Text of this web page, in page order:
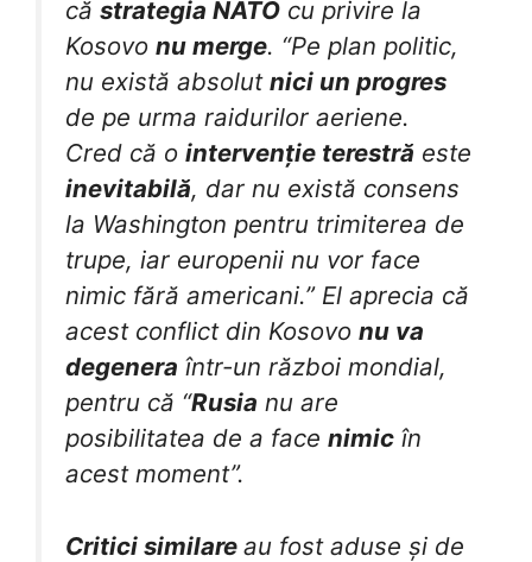
că strategia NATO cu privire la
Kosovo nu merge. “Pe plan politic,
nu există absolut nici un progres
de pe urma raidurilor aeriene.
Cred că o intervenție terestră este
inevitabilă, dar nu există consens
la Washington pentru trimiterea de
trupe, iar europenii nu vor face
nimic fără americani.” El aprecia că
acest conflict din Kosovo nu va
degenera într-un război mondial,
pentru că “Rusia nu are
posibilitatea de a face nimic în
acest moment”.
Critici similare au fost aduse și de